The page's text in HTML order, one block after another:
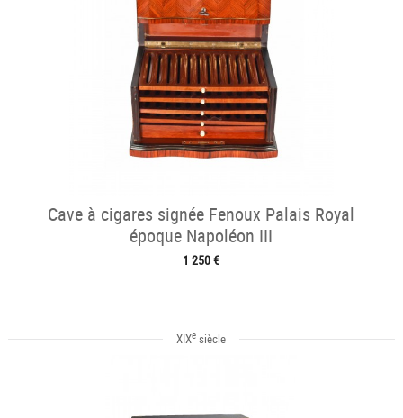
Cave à cigares signée Fenoux Palais Royal
époque Napoléon III
1 250 €
XIXe siècle